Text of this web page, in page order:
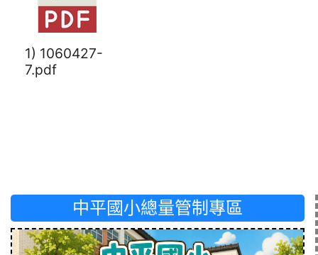
1) 1060427-
7.pdf
中平國小總量管制專區